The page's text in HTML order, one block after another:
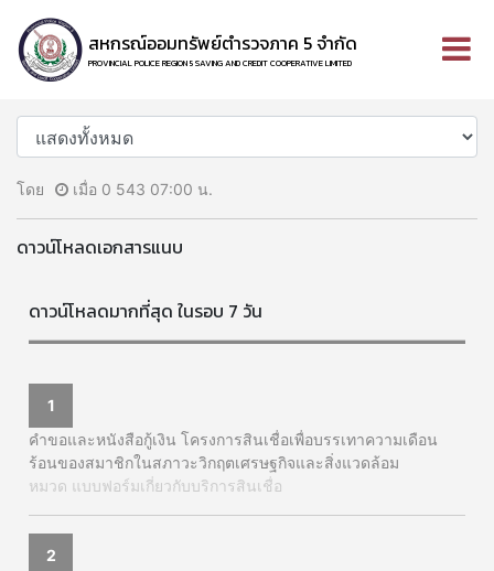
สหกรณ์ออมทรัพย์ตำรวจภาค 5 จำกัด
PROVINCIAL POLICE REGION 5 SAVING AND CREDIT COOPERATIVE LIMITED
โดย เมื่อ 0 543 07:00 น.
ดาวน์โหลดเอกสารแนบ
ดาวน์โหลดมากที่สุด ในรอบ 7 วัน
1
คำขอและหนังสือกู้เงิน โครงการสินเชื่อเพื่อบรรเทาความเดือน
ร้อนของสมาชิกในสภาวะวิกฤตเศรษฐกิจและสิ่งแวดล้อม
หมวด แบบฟอร์มเกี่ยวกับบริการสินเชื่อ
2